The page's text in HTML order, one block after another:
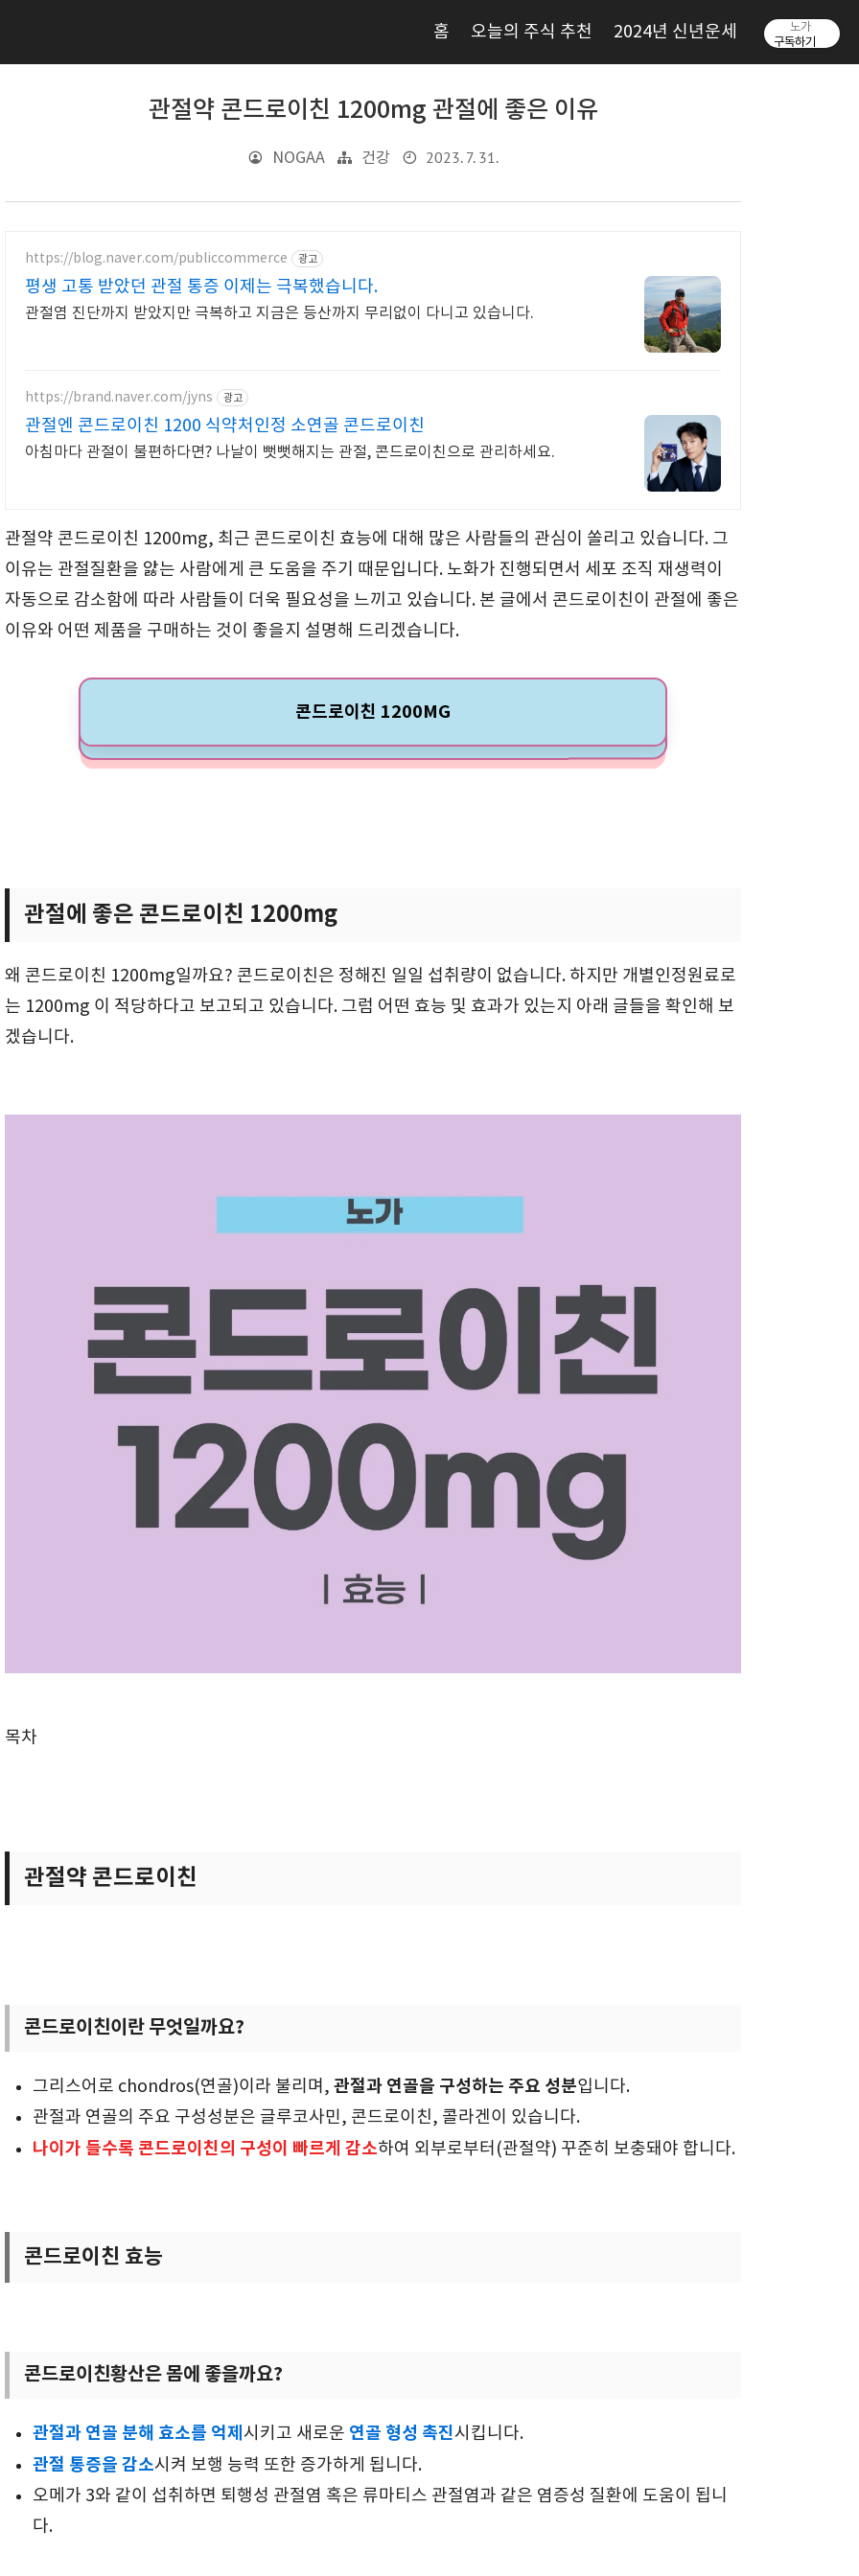
홈 오늘의 주식 추천 2024년 신년운세
관절약 콘드로이친 1200mg 관절에 좋은 이유
NOGAA 건강 2023. 7. 31.
https://blog.naver.com/publiccommerce 광고
평생 고통 받았던 관절 통증 이제는 극복했습니다.
관절염 진단까지 받았지만 극복하고 지금은 등산까지 무리없이 다니고 있습니다.
https://brand.naver.com/jyns 광고
관절엔 콘드로이친 1200 식약처인정 소연골 콘드로이친
아침마다 관절이 불편하다면? 나날이 뻣뻣해지는 관절, 콘드로이친으로 관리하세요.
관절약 콘드로이친 1200mg, 최근 콘드로이친 효능에 대해 많은 사람들의 관심이 쏠리고 있습니다. 그
이유는 관절질환을 앓는 사람에게 큰 도움을 주기 때문입니다. 노화가 진행되면서 세포 조직 재생력이
자동으로 감소함에 따라 사람들이 더욱 필요성을 느끼고 있습니다. 본 글에서 콘드로이친이 관절에 좋은
이유와 어떤 제품을 구매하는 것이 좋을지 설명해 드리겠습니다.
콘드로이친 1200MG
관절에 좋은 콘드로이친 1200mg
왜 콘드로이친 1200mg일까요? 콘드로이친은 정해진 일일 섭취량이 없습니다. 하지만 개별인정원료로
는 1200mg 이 적당하다고 보고되고 있습니다. 그럼 어떤 효능 및 효과가 있는지 아래 글들을 확인해 보
겠습니다.
목차
관절약 콘드로이친
콘드로이친이란 무엇일까요?
그리스어로 chondros(연골)이라 불리며, 관절과 연골을 구성하는 주요 성분입니다.
관절과 연골의 주요 구성성분은 글루코사민, 콘드로이친, 콜라겐이 있습니다.
나이가 들수록 콘드로이친의 구성이 빠르게 감소하여 외부로부터(관절약) 꾸준히 보충돼야 합니다.
콘드로이친 효능
콘드로이친황산은 몸에 좋을까요?
관절과 연골 분해 효소를 억제 시키고 새로운 연골 형성 촉진시킵니다.
관절 통증을 감소시켜 보행 능력 또한 증가하게 됩니다.
오메가 3와 같이 섭취하면 퇴행성 관절염 혹은 류마티스 관절염과 같은 염증성 질환에 도움이 됩니
다.
노가
구독하기